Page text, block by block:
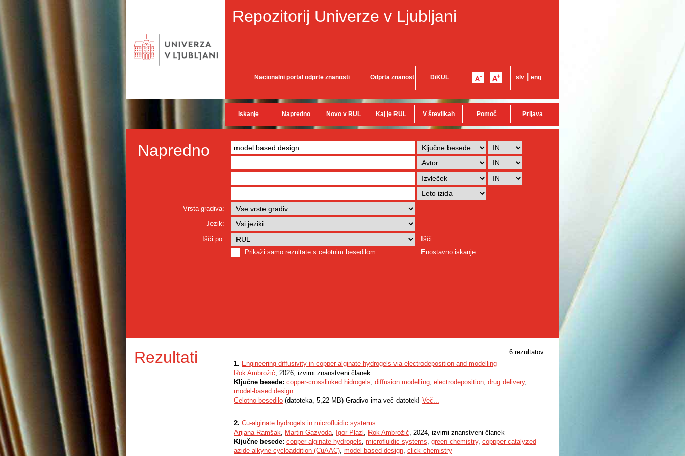
Repozitorij Univerze v Ljubljani
Nacionalni portal odprte znanosti Odprta znanost DiKUL slv eng
Iskanje Napredno Novo v RUL Kaj je RUL V številkah Pomoč Prijava
Napredno
Vrsta gradiva:
Jezik:
Išči po:
Išči
Prikaži samo rezultate s celotnim besedilom
Enostavno iskanje
Rezultati
6 rezultatov
1. Engineering diffusivity in copper-alginate hydrogels via electrodeposition and modelling
Rok Ambrožič, 2026, izvirni znanstveni članek
Ključne besede: copper-crosslinked hidrogels, diffusion modelling, electrodeposition, drug delivery,
model-based design
Celotno besedilo (datoteka, 5,22 MB) Gradivo ima več datotek! Več...
2. Cu-alginate hydrogels in microfluidic systems
Arijana Ramšak, Martin Gazvoda, Igor Plazl , Rok Ambrožič, 2024, izvirni znanstveni članek
Ključne besede: copper-alginate hydrogels, microfluidic systems, green chemistry, coppper-catalyzed
azide-alkyne cycloaddition (CuAAC), model based design, click chemistry